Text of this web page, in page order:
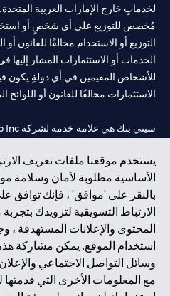
يستخدم موقعنا ملفات تعريف
الأساسية مطلوبة لأمان وسلامة
بالنقر على 'موافق' ، فإنك توافق
الارتباط التسويقية لتزويدك
المحتوى والإعلانات المستهدفة ،
استخدام الموقع. يمكن مشاركة
وسائل التواصل الاجتماعي
مع المعلومات الأخرى التي
لخدماتٍ خارج الإمارات العربية
مُخصص للتوزيع على أي شخصٍ أو
التوزيع أو الاستخدام مخالفًا للقانون أو
الخدمات أو الاستثمارات المشار إليها
للأشخاص المقيمين في أي دولةٍ يكون
الاستثمارات مخالفًا للقانون أو اللوائح
سيتي بنك إن. إيه. الإمارات مسجل
الإمارات في دبي، و CN-1002019 لفرع أبوظبي. هاتف: 4000 311 04.
فرع سيتي بنك إن إيه - الإمارات
الإمارات العربية المتحدة المركزي
سيتي بنك إن إيه الإمارات العربية